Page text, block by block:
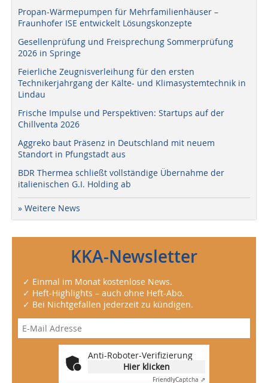
Propan-Wärmepumpen für Mehrfamilienhäuser –
Fraunhofer ISE entwickelt Lösungskonzepte
Gesellenprüfung und Freisprechung Sommerprüfung
2026 in Springe
Feierliche Zeugnisverleihung für den ersten
Technikerjahrgang der Kälte- und Klimasystemtechnik in
Lindau
Frische Impulse und Perspektiven: Startups auf der
Chillventa 2026
Aggreko baut Präsenz in Deutschland mit neuem
Standort in Pfungstadt aus
BDR Thermea schließt vollständige Übernahme der
italienischen G.I. Holding ab
» Weitere News
KKA-Newsletter
✓ Einmal im Monat kostenlose News.
✓ Heft-Highlights – auch ohne Heft-Abo.
✓ Bei Nichtgefallen jederzeit zu kündigen.
Anti-Roboter-Verifizierung
Hier klicken
FriendlyCaptcha ⇗